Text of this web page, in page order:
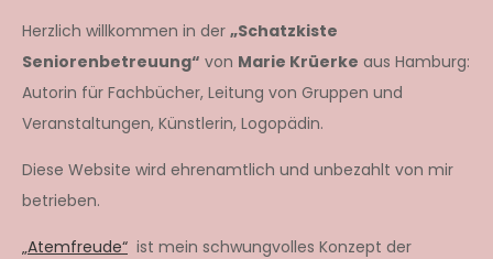
Herzlich willkommen in der „Schatzkiste
Seniorenbetreuung“ von Marie Krüerke aus Hamburg:
Autorin für Fachbücher, Leitung von Gruppen und
Veranstaltungen, Künstlerin, Logopädin.
Diese Website wird ehrenamtlich und unbezahlt von mir
betrieben.
„Atemfreude“ ist mein schwungvolles Konzept der